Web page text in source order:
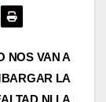
NOS VAN A
LA
NI LA